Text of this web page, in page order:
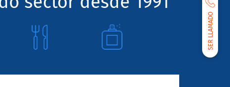
SER LLAMADO